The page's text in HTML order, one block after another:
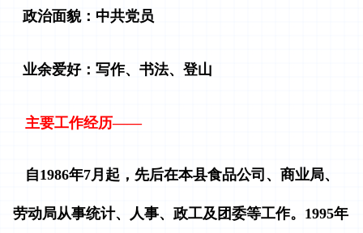
政治面貌： 中共党员
业余爱好： 写作、书法、登山
主要工作经历——
自1986年7月起，先后在本县食品公司、商业局、
劳动局从事统计、人事、政工及团委等工作。1995年